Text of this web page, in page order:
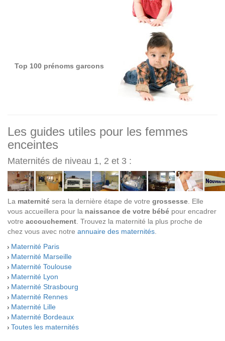
Top 100 prénoms garcons
Les guides utiles pour les femmes
enceintes
Maternités de niveau 1, 2 et 3 :
La maternité sera la dernière étape de votre grossesse. Elle
vous accueillera pour la naissance de votre bébé pour encadrer
votre accouchement. Trouvez la maternité la plus proche de
chez vous avec notre annuaire des maternités.
Maternité Paris
Maternité Marseille
Maternité Toulouse
Maternité Lyon
Maternité Strasbourg
Maternité Rennes
Maternité Lille
Maternité Bordeaux
Toutes les maternités